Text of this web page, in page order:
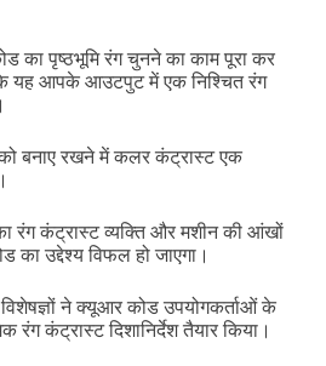
का पृष्ठभूमि रंग चुनने का काम पूरा कर
यह आपके आउटपुट में एक निश्चित रंग
बनाए रखने में कलर कंट्रास्ट एक
रंग कंट्रास्ट व्यक्ति और मशीन की आंखों
का उद्देश्य विफल हो जाएगा।
ने क्यूआर कोड उपयोगकर्ताओं के
रंग कंट्रास्ट दिशानिर्देश तैयार किया।